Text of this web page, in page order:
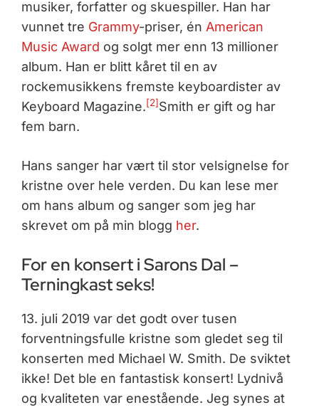
musiker, forfatter og skuespiller. Han har
vunnet tre Grammy-priser, én American
Music Award og solgt mer enn 13 millioner
album. Han er blitt kåret til en av
rockemusikkens fremste keyboardister av
Keyboard Magazine.[2]Smith er gift og har
fem barn.
Hans sanger har vært til stor velsignelse for
kristne over hele verden. Du kan lese mer
om hans album og sanger som jeg har
skrevet om på min blogg her.
For en konsert i Sarons Dal –
Terningkast seks!
13. juli 2019 var det godt over tusen
forventningsfulle kristne som gledet seg til
konserten med Michael W. Smith. De sviktet
ikke! Det ble en fantastisk konsert! Lydnivå
og kvaliteten var enestående. Jeg synes at